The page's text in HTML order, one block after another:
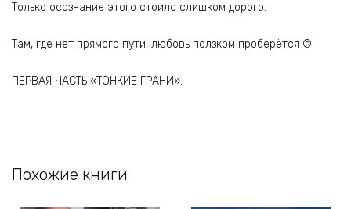
Только осознание этого стоило слишком дорого.
Там, где нет прямого пути, любовь ползком проберётся ©
ПЕРВАЯ ЧАСТЬ «ТОНКИЕ ГРАНИ».
Похожие книги